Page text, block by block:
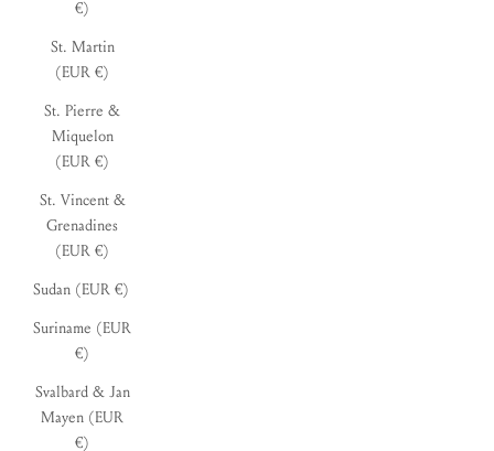
€)
St. Martin
(EUR €)
St. Pierre &
Miquelon
(EUR €)
St. Vincent &
Grenadines
(EUR €)
Sudan (EUR €)
Suriname (EUR
€)
Svalbard & Jan
Mayen (EUR
€)